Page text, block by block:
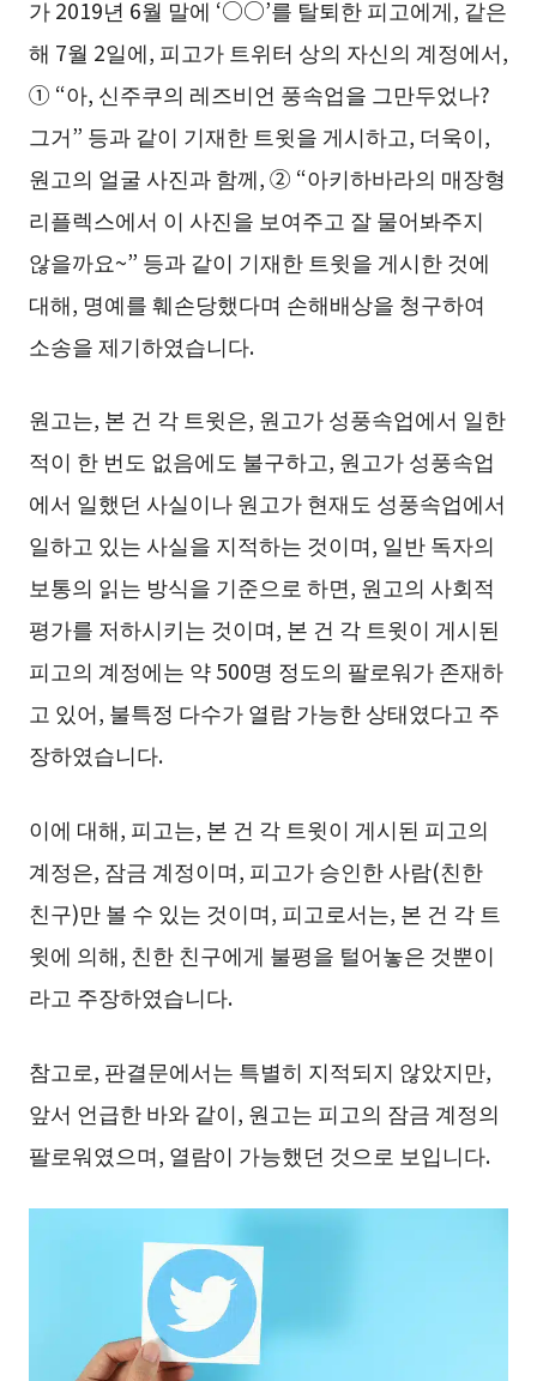
가 2019년 6월 말에 ‘○○’를 탈퇴한 피고에게, 같은
해 7월 2일에, 피고가 트위터 상의 자신의 계정에서,
① “아, 신주쿠의 레즈비언 풍속업을 그만두었나?
그거” 등과 같이 기재한 트윗을 게시하고, 더욱이,
원고의 얼굴 사진과 함께, ② “아키하바라의 매장형
리플렉스에서 이 사진을 보여주고 잘 물어봐주지
않을까요~” 등과 같이 기재한 트윗을 게시한 것에
대해, 명예를 훼손당했다며 손해배상을 청구하여
소송을 제기하였습니다.
원고는, 본 건 각 트윗은, 원고가 성풍속업에서 일한
적이 한 번도 없음에도 불구하고, 원고가 성풍속업
에서 일했던 사실이나 원고가 현재도 성풍속업에서
일하고 있는 사실을 지적하는 것이며, 일반 독자의
보통의 읽는 방식을 기준으로 하면, 원고의 사회적
평가를 저하시키는 것이며, 본 건 각 트윗이 게시된
피고의 계정에는 약 500명 정도의 팔로워가 존재하
고 있어, 불특정 다수가 열람 가능한 상태였다고 주
장하였습니다.
이에 대해, 피고는, 본 건 각 트윗이 게시된 피고의
계정은, 잠금 계정이며, 피고가 승인한 사람(친한
친구)만 볼 수 있는 것이며, 피고로서는, 본 건 각 트
윗에 의해, 친한 친구에게 불평을 털어놓은 것뿐이
라고 주장하였습니다.
참고로, 판결문에서는 특별히 지적되지 않았지만,
앞서 언급한 바와 같이, 원고는 피고의 잠금 계정의
팔로워였으며, 열람이 가능했던 것으로 보입니다.